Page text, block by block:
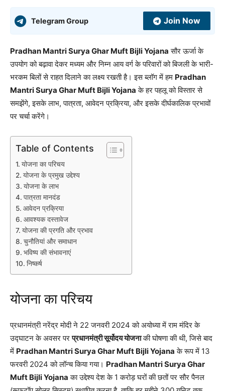
Telegram Group Join Now
Pradhan Mantri Surya Ghar Muft Bijli Yojana सौर ऊर्जा के
उपयोग को बढ़ावा देकर मध्यम और निम्न आय वर्ग के परिवारों को बिजली के भारी-
भरकम बिलों से राहत दिलाने का लक्ष्य रखती है। इस ब्लॉग में हम Pradhan
Mantri Surya Ghar Muft Bijli Yojana के हर पहलू को विस्तार से
समझेंगे, इसके लाभ, पात्रता, आवेदन प्रक्रिया, और इसके दीर्घकालिक प्रभावों
पर चर्चा करेंगे।
Table of Contents
योजना का परिचय
योजना के प्रमुख उद्देश्य
योजना के लाभ
पात्रता मानदंड
आवेदन प्रक्रिया
आवश्यक दस्तावेज
योजना की प्रगति और प्रभाव
चुनौतियां और समाधान
भविष्य की संभावनाएं
निष्कर्ष
योजना का परिचय
प्रधानमंत्री नरेंद्र मोदी ने 22 जनवरी 2024 को अयोध्या में राम मंदिर के
उद्घाटन के अवसर परप्रधानमंत्री सूर्योदय योजनाकी घोषणा की थी, जिसे बाद
में Pradhan Mantri Surya Ghar Muft Bijli Yojana के रूप में 13
फरवरी 2024 को लॉन्च किया गया। Pradhan Mantri Surya Ghar
Muft Bijli Yojana का उद्देश्य देश के 1 करोड़ घरों की छतों पर सौर पैनल